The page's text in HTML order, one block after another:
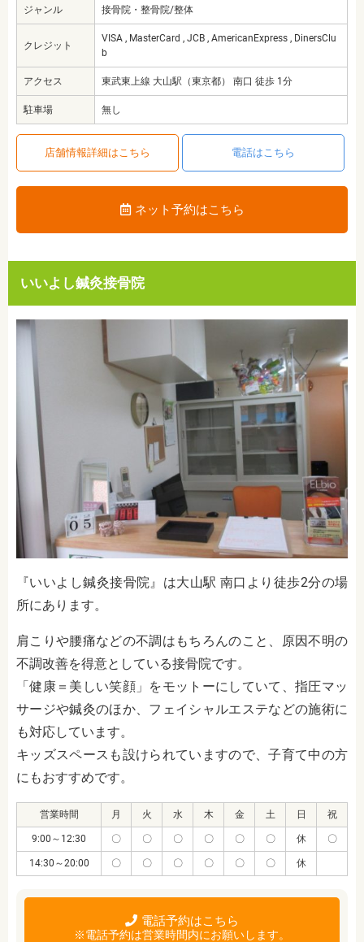
ジャンル 接骨院・整骨院/整体
クレジット
VISA , MasterCard , JCB , AmericanExpress , DinersClu
b
アクセス 東武東上線 大山駅（東京都） 南口 徒歩 1分
駐車場 無し
店舗情報詳細はこちら 電話はこちら
ネット予約はこちら
いいよし鍼灸接骨院
『いいよし鍼灸接骨院』は大山駅 南口より徒歩2分の場
所にあります。
肩こりや腰痛などの不調はもちろんのこと、原因不明の
不調改善を得意としている接骨院です。
「健康＝美しい笑顔」をモットーにしていて、指圧マッ
サージや鍼灸のほか、フェイシャルエステなどの施術に
も対応しています。
キッズスペースも設けられていますので、子育て中の方
にもおすすめです。
営業時間 月 火 水 木 金 土 日 祝
9:00～12:30 〇 〇 〇 〇 〇 〇 休 〇
14:30～20:00 〇 〇 〇 〇 〇 〇 休
電話予約はこちら
※電話予約は営業時間内にお願いします。